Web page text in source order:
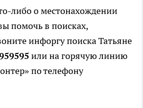
либо о местонахождении
помочь в поисках,
инфоргу поиска Татьяне
или на горячую линию
по телефону